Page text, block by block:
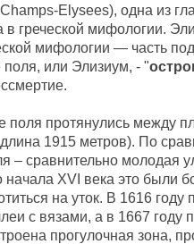
Elysees), одна из
в греческой мифологии.
мифологии — часть
или Элизиум, - "
поля протянулись между
1915 метров). По
– сравнительно молодая
XVI века это были
на уток. В 1616
с вязами, а в 1667 году
прогулочная зона,